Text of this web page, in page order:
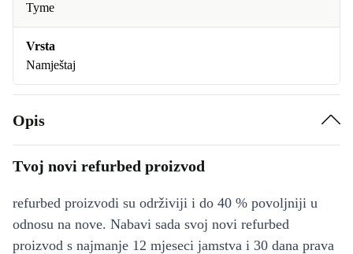
Tyme
Vrsta
Namještaj
Opis
Tvoj novi refurbed proizvod
refurbed proizvodi su održiviji i do 40 % povoljniji u
odnosu na nove. Nabavi sada svoj novi refurbed
proizvod s najmanje 12 mjeseci jamstva i 30 dana prava